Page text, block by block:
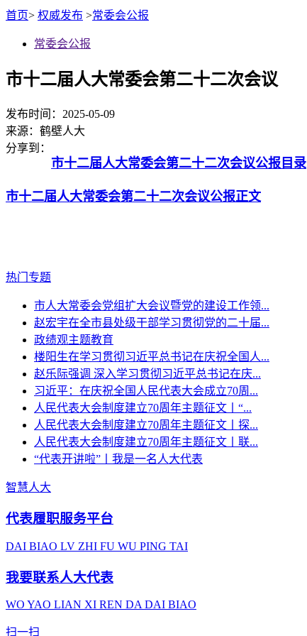
首页> 权威发布 >常委会公报
常委会公报
市十二届人大常委会第二十二次会议
发布时间：2025-05-09
来源： 鹤壁人大
分享到：
市十二届人大常委会第二十二次会议公报目录
市十二届人大常委会第二十二次会议公报正文
热门专题
市人大常委会党组扩大会议暨党的建设工作领...
赵宏宇在全市县处级干部学习贯彻党的二十届...
政绩观主题教育
楼阳生在学习贯彻习近平总书记在庆祝全国人...
赵乐际强调 深入学习贯彻习近平总书记在庆...
习近平：在庆祝全国人民代表大会成立70周...
人民代表大会制度建立70周年主题征文丨“...
人民代表大会制度建立70周年主题征文丨探...
人民代表大会制度建立70周年主题征文丨联...
“代表开讲啦”丨我是一名人大代表
智慧人大
代表履职服务平台
DAI BIAO LV ZHI FU WU PING TAI
我要联系人大代表
WO YAO LIAN XI REN DA DAI BIAO
扫一扫